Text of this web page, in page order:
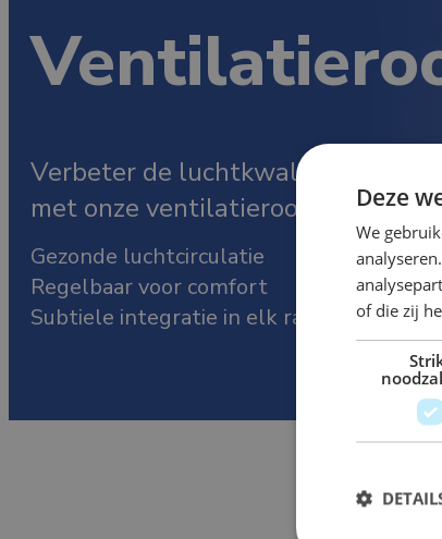
Verbeter de luchtkwaliteit en
met onze ventilatieroosters.
Gezonde luchtcirculatie
Regelbaar voor comfort
Subtiele integratie in elk raam
Deze
We
of die zij